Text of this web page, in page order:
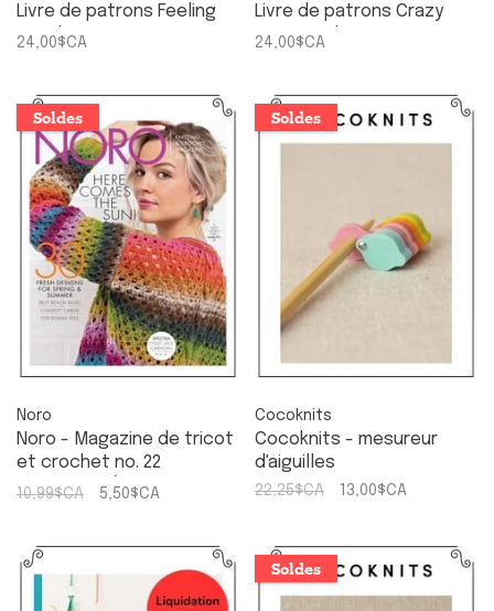
Livre de patrons Feeling
Good Yarn
24,00$CA
Livre de patrons Crazy
Sexy Wool
24,00$CA
Soldes
Noro
Noro - Magazine de tricot
et crochet no. 22
Printemps-Été 2023
10,99$CA 5,50$CA
Soldes
Cocoknits
Cocoknits - mesureur
d'aiguilles
22,25$CA 13,00$CA
Soldes